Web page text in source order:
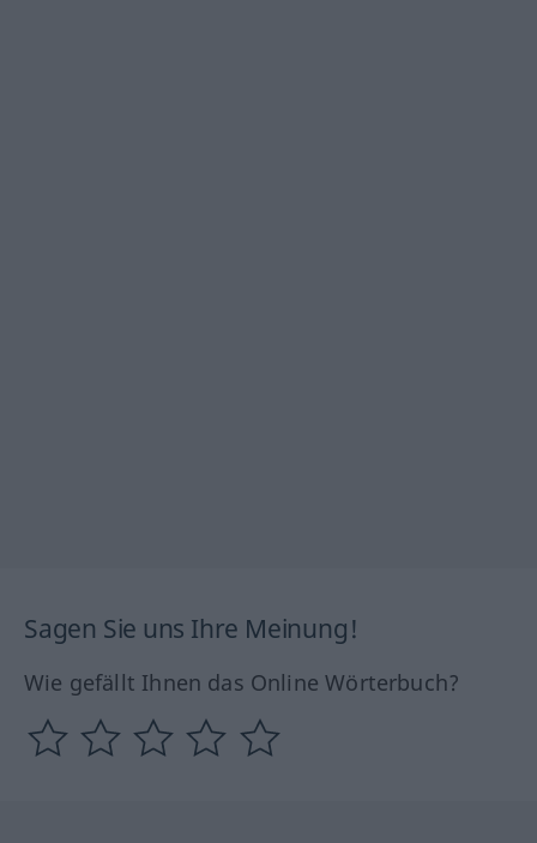
Sagen Sie uns Ihre Meinung!
Wie gefällt Ihnen das Online Wörterbuch?